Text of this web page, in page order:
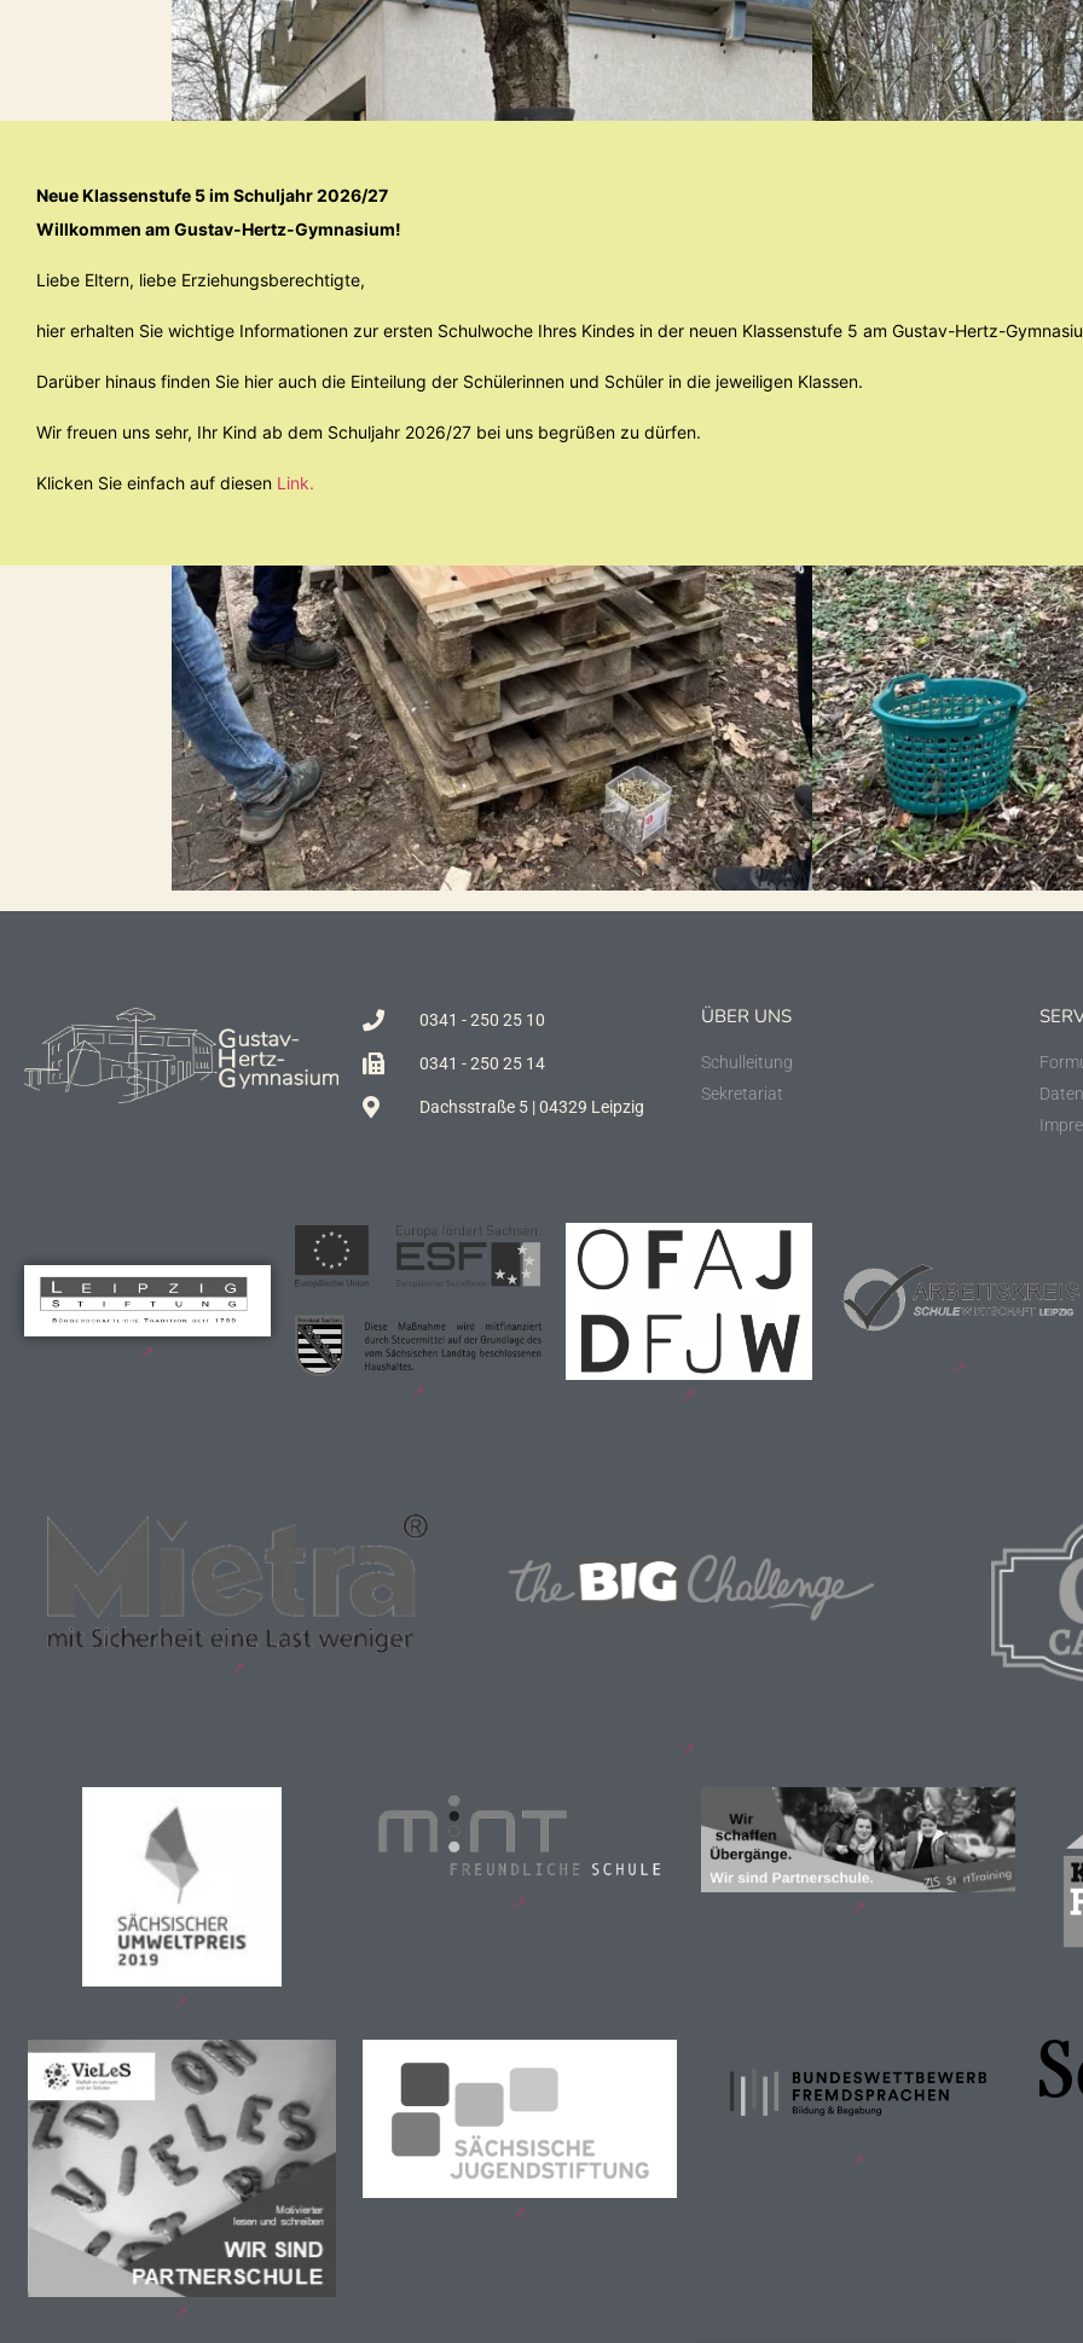
0341 - 250 25 10
0341 - 250 25 14
Dachsstraße 5 | 04329 Leipzig
ÜBER UNS
Schulleitung
Sekretariat
Neue Klassenstufe 5 im Schuljahr 2026/27
Willkommen am Gustav-Hertz-Gymnasium!
Liebe Eltern, liebe Erziehungsberechtigte,
hier erhalten Sie wichtige Informationen zur ersten Schulwoche Ihres Kindes in der neuen Klassenstufe 5 am Gustav-Hertz-
Darüber hinaus finden Sie hier auch die Einteilung der Schülerinnen und Schüler in die jeweiligen Klassen.
Wir freuen uns sehr, Ihr Kind ab dem Schuljahr 2026/27 bei uns begrüßen zu dürfen.
Klicken Sie einfach auf diesen Link.